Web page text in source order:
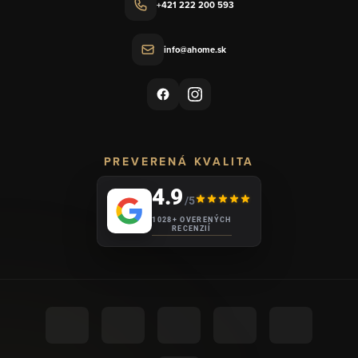
+421 222 200 593
info@ahome.sk
PREVERENÁ KVALITA
4.9/5
1028+ OVERENÝCH
RECENZIÍ